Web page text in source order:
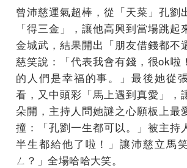
曾沛慈運氣超棒，從「天菜」孔劉
「得三金」，讓他高興到當場跳起
金城武，結果開出「朋友借錢都不
慈笑說：「代表我會有錢，很ok啦
的人們是幸福的事。」最後她從
看，又中頭彩「馬上遇到真愛」，
朵開，主持人問她謎之心願板上最
撞：「孔劉一生都可以。」被主持
半生都給他了啦！」讓沛慈立馬
ㄥ？」全場哈哈大笑。